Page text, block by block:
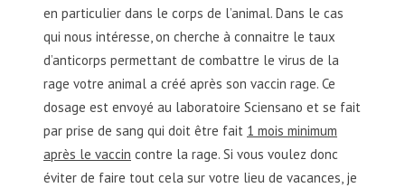
en particulier dans le corps de l’animal. Dans le cas
qui nous intéresse, on cherche à connaitre le taux
d’anticorps permettant de combattre le virus de la
rage votre animal a créé après son vaccin rage. Ce
dosage est envoyé au laboratoire Sciensano et se fait
par prise de sang qui doit être fait 1 mois minimum
après le vaccin contre la rage. Si vous voulez donc
éviter de faire tout cela sur votre lieu de vacances, je